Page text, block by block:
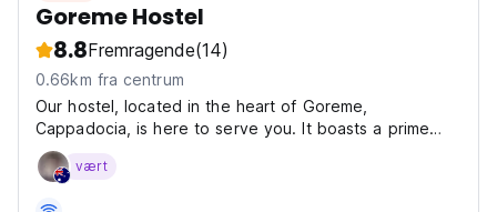
Goreme Hostel
8.8Fremragende(14)
0.66km fra centrum
Our hostel, located in the heart of Goreme,
Cappadocia, is here to serve you. It boasts a prime
location right in the town center, offering a fantastic
terrace view where you can watch the hot air balloons.
vært